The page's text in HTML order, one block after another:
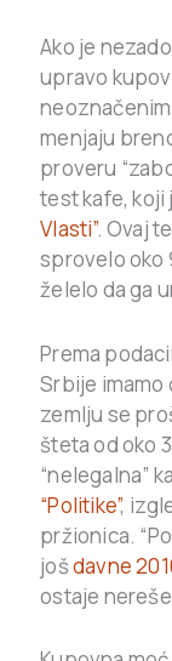
Ako je
upravo
menjaju
proveru
test kafe, koji
Vlasti”. Ovaj
sprovelo oko
želelo da ga
Prema
Srbije imamo
zemlju se
šteta od oko
“nelegalna”
“Politike”,
pržionica.
jošdavne
ostaje